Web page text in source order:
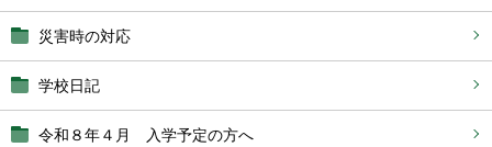
災害時の対応
学校日記
令和８年４月 入学予定の方へ